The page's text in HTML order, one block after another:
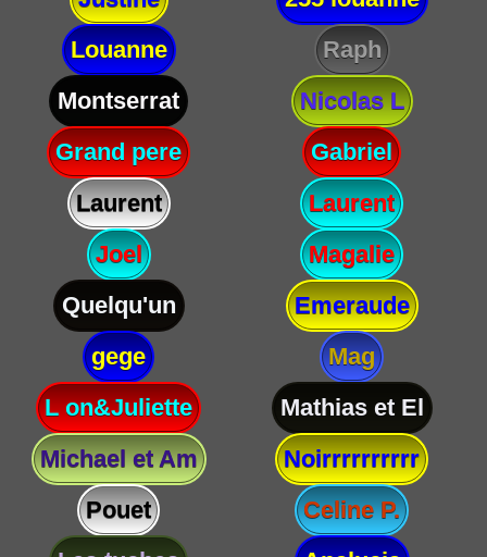
Louanne
Raph
Montserrat
Nicolas L
Grand pere
Gabriel
Laurent
Laurent
Joel
Magalie
Quelqu'un
Emeraude
gege
Mag
L on&Juliette
Mathias et El
Michael et Am
Noirrrrrrrrrr
Pouet
Celine P.